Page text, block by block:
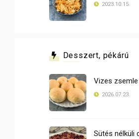
2023.10.15.
Desszert, pékárú
Vizes
2026.07.23.
Sütés nélküli